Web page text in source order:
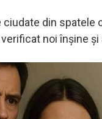
din spatele
noi înșine